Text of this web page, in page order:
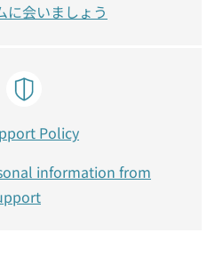
に会いましょう
Policy
information from